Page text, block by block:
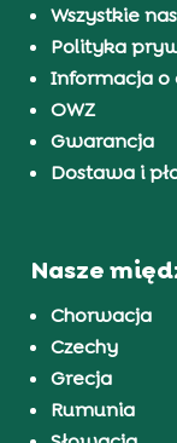
Wszystkie
Polityka
Informacja o
OWZ
Gwarancja
Dostawa i
Nasze
Chorwacja
Czechy
Grecja
Rumunia